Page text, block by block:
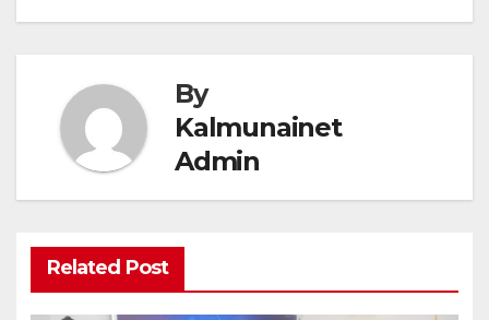
By
Kalmunainet
Admin
Related Post